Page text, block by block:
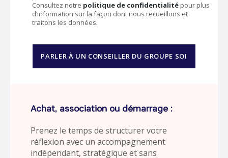
Consultez notre politique de confidentialitépour plus
d’information sur la façon dont nous recueillons et
traitons les données.
PARLER À UN CONSEILLER DU GROUPE SOI
Achat, association ou démarrage :
Prenez le temps de structurer votre
réflexion avec un accompagnement
indépendant, stratégique et sans